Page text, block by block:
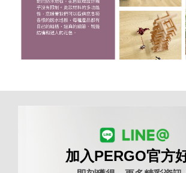
加入PERGO官方